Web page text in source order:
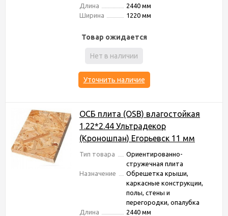
Длина
2440 мм
Ширина
1220 мм
Товар ожидается
Нет в наличии
Уточнить наличие
ОСБ плита (OSB) влагостойкая
1.22*2.44 Ультрадекор
(Кроношпан) Егорьевск 11 мм
Тип товара
Ориентированно-
стружечная плита
Назначение
Обрешетка крыши,
каркасные конструкции,
полы, стены и
перегородки, опалубка
Длина
2440 мм